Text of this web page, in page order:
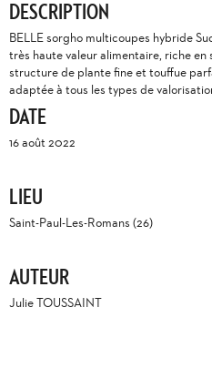
DESCRIPTION
BELLE sorgho multicoupes hybride
très haute valeur alimentaire, riche en
structure de plante fine et touffue
adaptée à tous les types de
DATE
16 août 2022
LIEU
Saint-Paul-Les-Romans (26)
AUTEUR
Julie TOUSSAINT